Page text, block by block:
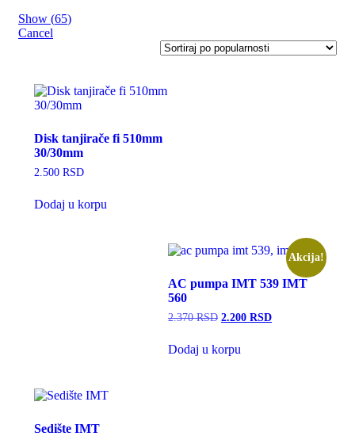
Show (65)
Cancel
Disk tanjirače fi 510mm
30/30mm
2.500 RSD
Dodaj u korpu
Akcija!
AC pumpa IMT 539 IMT
560
2.370RSD Originalna
bila:
2.200RSDTrenutna
Dodaj u korpu
Sedište IMT